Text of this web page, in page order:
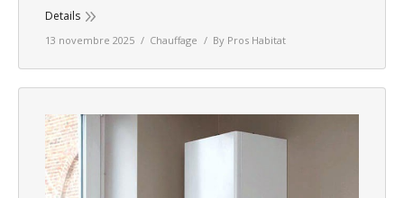
Details
13 novembre 2025 Chauffage By Pros Habitat